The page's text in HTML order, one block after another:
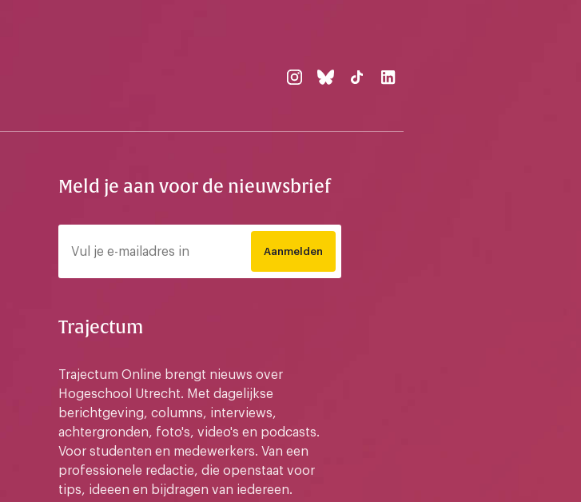
Meld je aan voor de nieuwsbrief
Aanmelden
Trajectum
Trajectum Online brengt nieuws over
Hogeschool Utrecht. Met dagelijkse
berichtgeving, columns, interviews,
achtergronden, foto's, video's en podcasts.
Voor studenten en medewerkers. Van een
professionele redactie, die openstaat voor
tips, ideeen en bijdragen van iedereen.